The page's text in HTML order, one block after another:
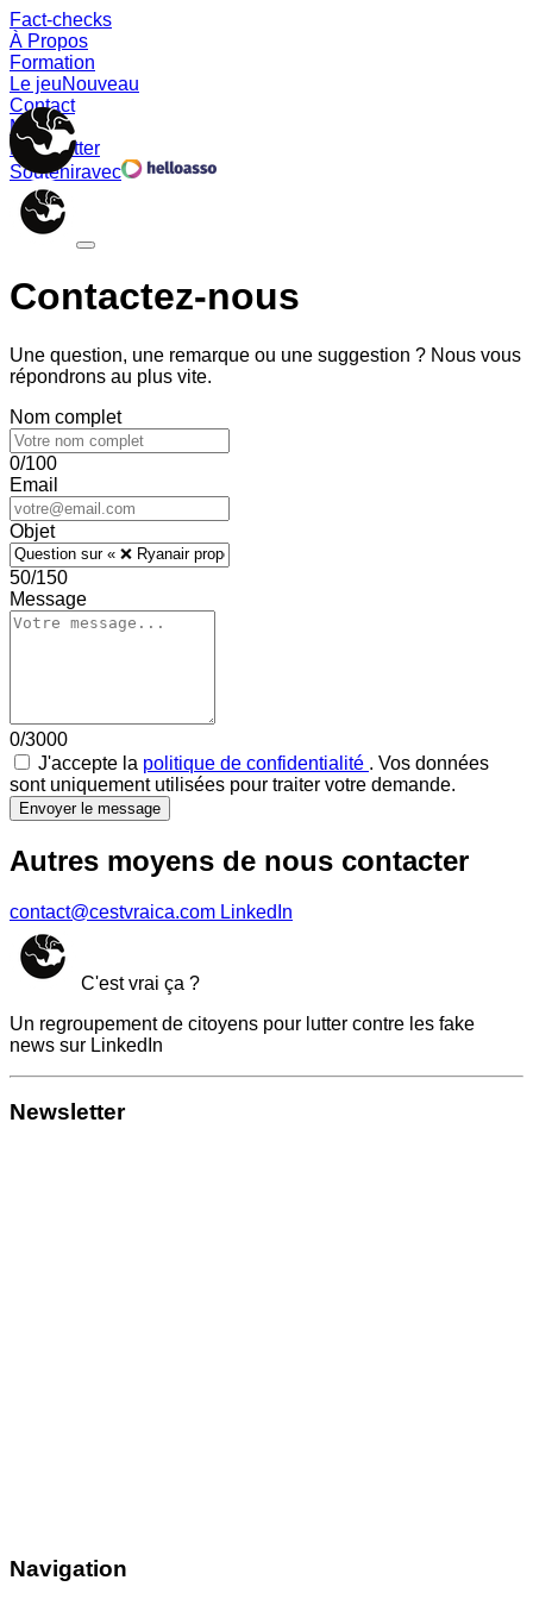
Fact-checks
À Propos
Formation
Le jeuNouveau
Contact
Memes
Newsletter
Souteniravec
Contactez-nous
Une question, une remarque ou une suggestion ? Nous vous
répondrons au plus vite.
Nom complet
0/100
Email
Objet
50/150
Message
0/3000
J'accepte la politique de confidentialité . Vos données
sont uniquement utilisées pour traiter votre demande.
Envoyer le message
Autres moyens de nous contacter
contact@cestvraica.com LinkedIn
C'est vrai ça ?
Un regroupement de citoyens pour lutter contre les fake
news sur LinkedIn
Newsletter
Navigation